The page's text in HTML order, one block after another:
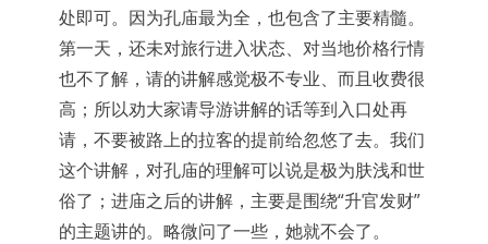
处即可。因为孔庙最为全，也包含了主要精髓。
第一天，还未对旅行进入状态、对当地价格行情
也不了解，请的讲解感觉极不专业、而且收费很
高；所以劝大家请导游讲解的话等到入口处再
请，不要被路上的拉客的提前给忽悠了去。我们
这个讲解，对孔庙的理解可以说是极为肤浅和世
俗了；进庙之后的讲解，主要是围绕“升官发财”
的主题讲的。略微问了一些，她就不会了。